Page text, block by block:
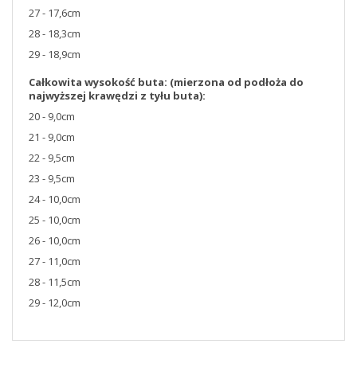
27 - 17,6cm
28 - 18,3cm
29 - 18,9cm
Całkowita wysokość buta: (mierzona od podłoża do
najwyższej krawędzi z tyłu buta):
20 - 9,0cm
21 - 9,0cm
22 - 9,5cm
23 - 9,5cm
24 - 10,0cm
25 - 10,0cm
26 - 10,0cm
27 - 11,0cm
28 - 11,5cm
29 - 12,0cm